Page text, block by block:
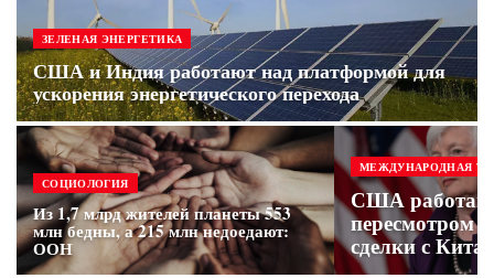
ЗЕЛЕНАЯ ЭНЕРГЕТИКА
США и Индия работают над платформой для
ускорения энергетического перехода
СОЦИОЛОГИЯ
Из 1,7 млрд жителей планеты 553
млн бедны, а 215 млн недоедают:
ООН
МЕЖДУНАРОДНАЯ
США
пересмотром
сделки с